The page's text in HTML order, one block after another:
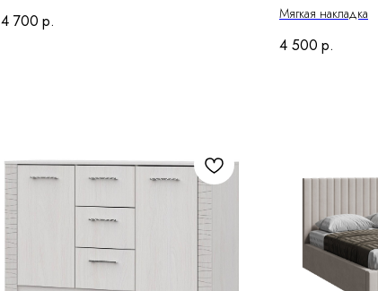
4 700 р. Мягкая накладка
4 500 р.